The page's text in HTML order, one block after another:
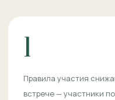
1
Правила участия
встрече — участники